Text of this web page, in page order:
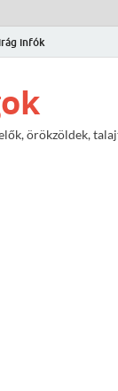
infók
örökzöldek,